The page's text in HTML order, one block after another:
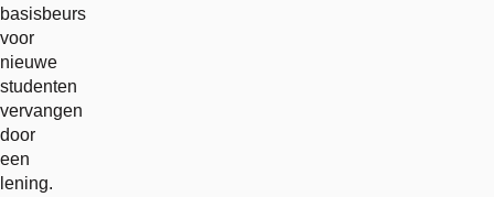
basisbeurs
voor
nieuwe
studenten
vervangen
door
een
lening.